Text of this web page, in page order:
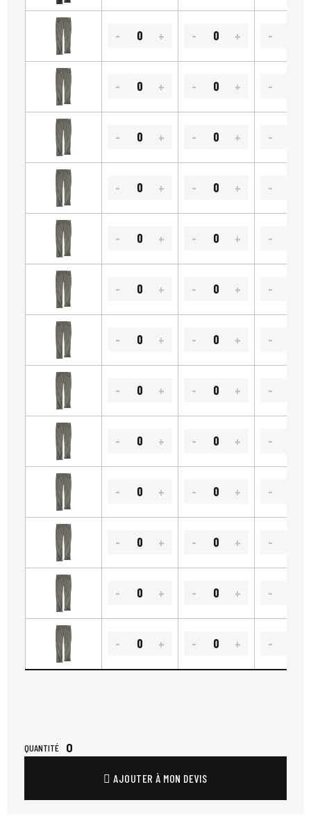
QUANTITÉ 0
AJOUTER À MON DEVIS